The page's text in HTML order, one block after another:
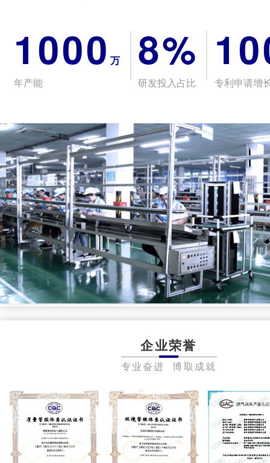
1000 万
年产能
8%
研发投入占比 专利申请增
企业荣誉
专业奋进 博取成就